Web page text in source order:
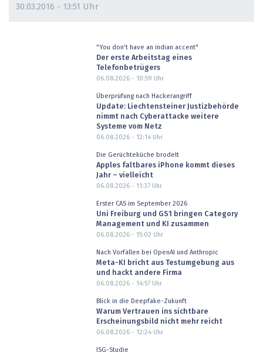
30.03.2016 - 13:51 Uhr
"You don't have an indian accent"
Der erste Arbeitstag eines
Telefonbetrügers
06.08.2026 - 10:59 Uhr
Überprüfung nach Hackerangriff
Update: Liechtensteiner Justizbehörde
nimmt nach Cyberattacke weitere
Systeme vom Netz
06.08.2026 - 12:14Uhr
Die Gerüchteküche brodelt
Apples faltbares iPhone kommt dieses
Jahr – vielleicht
06.08.2026 - 11:37Uhr
Erster CAS im September 2026
Uni Freiburg und GS1 bringen Category
Management und KI zusammen
06.08.2026 - 15:02 Uhr
Nach Vorfällen bei OpenAI und Anthropic
Meta-KI bricht aus Testumgebung aus
und hackt andere Firma
06.08.2026 - 14:57Uhr
Blick in die Deepfake-Zukunft
Warum Vertrauen ins sichtbare
Erscheinungsbild nicht mehr reicht
06.08.2026 - 12:24Uhr
ISG-Studie